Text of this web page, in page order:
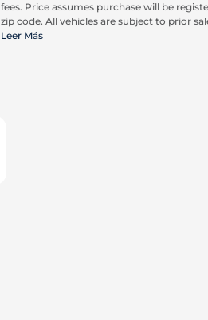
fees. Price assumes purchase will be
zip code. All vehicles are subject to prior
all applicable rebates and incentives
Leer Más